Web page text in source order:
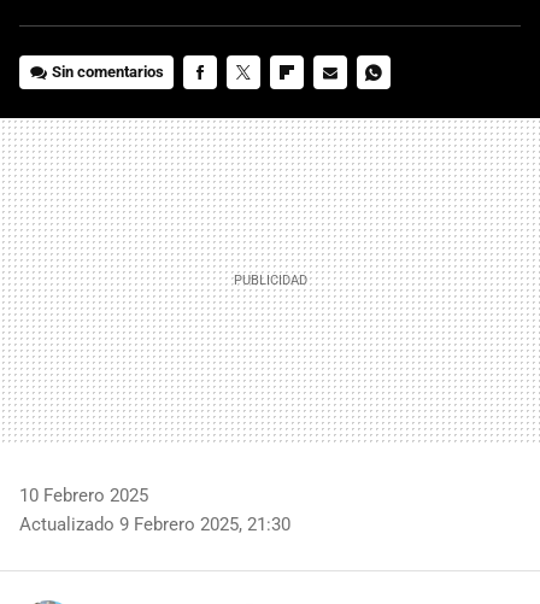
Sin comentarios
MAIL
10 Febrero 2025
Actualizado 9 Febrero 2025, 21:30